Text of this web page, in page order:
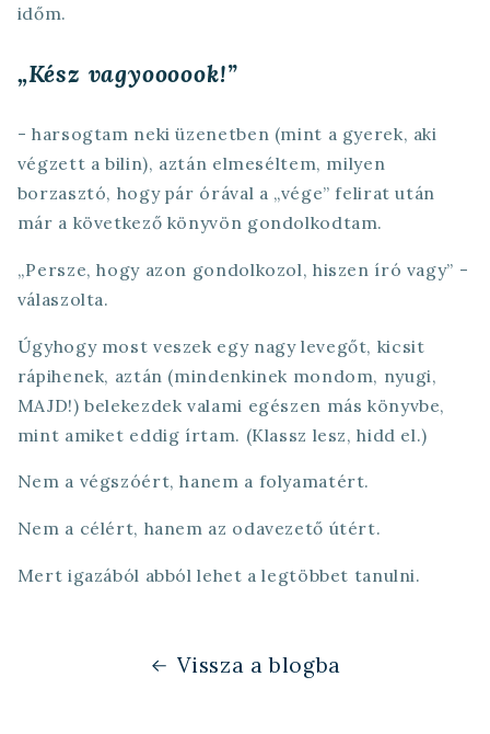
időm.
„Kész vagyoooook!”
- harsogtam neki üzenetben (mint a gyerek, aki
végzett a bilin), aztán elmeséltem, milyen
borzasztó, hogy pár órával a „vége” felirat után
már a következő könyvön gondolkodtam.
„Persze, hogy azon gondolkozol, hiszen író vagy” -
válaszolta.
Úgyhogy most veszek egy nagy levegőt, kicsit
rápihenek, aztán (mindenkinek mondom, nyugi,
MAJD!) belekezdek valami egészen más könyvbe,
mint amiket eddig írtam. (Klassz lesz, hidd el.)
Nem a végszóért, hanem a folyamatért.
Nem a célért, hanem az odavezető útért.
Mert igazából abból lehet a legtöbbet tanulni.
Vissza a blogba